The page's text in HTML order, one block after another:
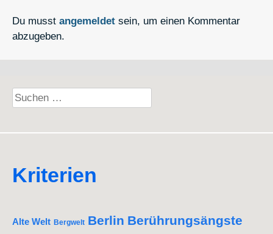
Du musst angemeldet sein, um einen Kommentar
abzugeben.
Suchen
nach:
Kriterien
Alte Welt Bergwelt Berlin Berührungsängste